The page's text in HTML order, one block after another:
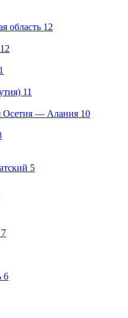
область 12
12
11
Осетия — Алания 10
5
7
6